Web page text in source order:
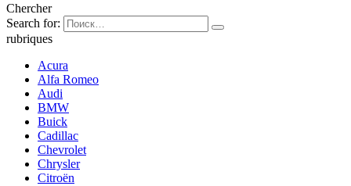
Chercher
Search for:
rubriques
Acura
Alfa Romeo
Audi
BMW
Buick
Cadillac
Chevrolet
Chrysler
Citroën